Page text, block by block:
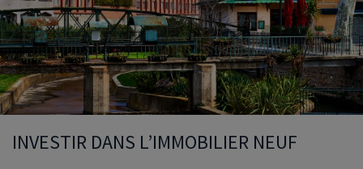
INVESTIR DANS L’IMMOBILIER NEUF